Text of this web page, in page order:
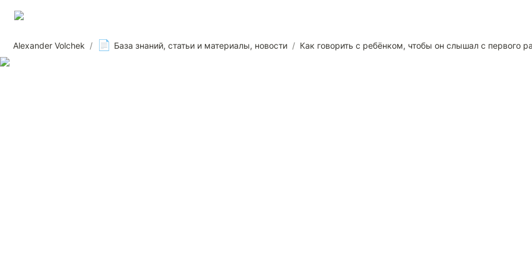
Alexander Volchek / 📄 База знаний, статьи и материалы, новости / Как говорить с ребёнком, чтобы он слышал с первого